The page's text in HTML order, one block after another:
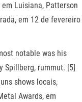
Luisiana, Patterson
em 12 de fevereiro
notable was his
Spillberg, rummut. [5]
shows locais,
Awards, em